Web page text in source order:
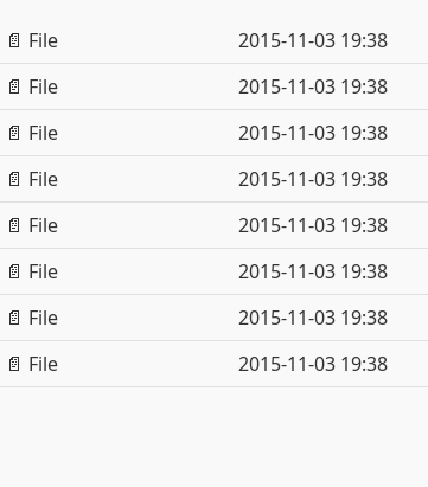
📄 File 2015-11-03 19:38
📄 File 2015-11-03 19:38
📄 File 2015-11-03 19:38
📄 File 2015-11-03 19:38
📄 File 2015-11-03 19:38
📄 File 2015-11-03 19:38
📄 File 2015-11-03 19:38
📄 File 2015-11-03 19:38